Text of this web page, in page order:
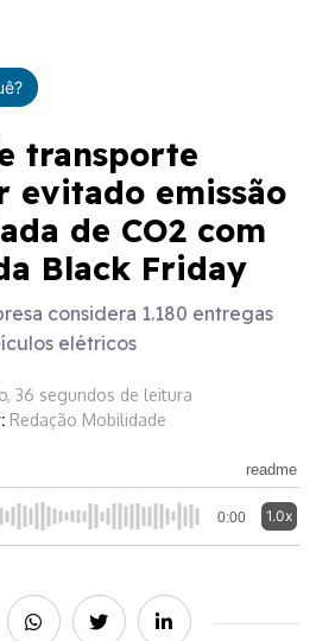
transporte
evitado emissão
de CO2 com
Black Friday
considera 1.180 entregas
elétricos
36 segundos de leitura
Redação Mobilidade
readme
0:00 1.0x